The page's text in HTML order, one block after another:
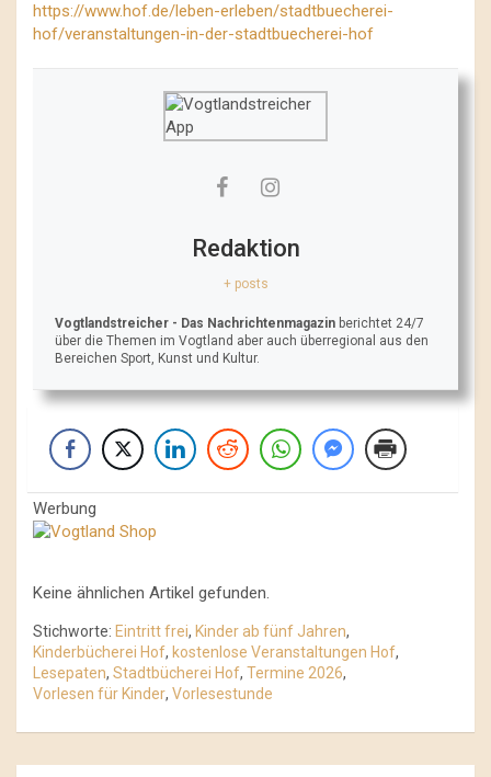
https://www.hof.de/leben-erleben/stadtbuecherei-
hof/veranstaltungen-in-der-stadtbuecherei-hof
Redaktion
+ posts
Vogtlandstreicher - Das Nachrichtenmagazin berichtet 24/7
über die Themen im Vogtland aber auch überregional aus den
Bereichen Sport, Kunst und Kultur.
Werbung
Keine ähnlichen Artikel gefunden.
Stichworte: Eintritt frei, Kinder ab fünf Jahren,
Kinderbücherei Hof, kostenlose Veranstaltungen Hof,
Lesepaten, Stadtbücherei Hof, Termine 2026,
Vorlesen für Kinder, Vorlesestunde